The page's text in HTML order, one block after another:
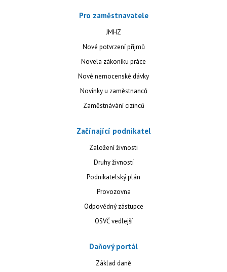
Pro zaměstnavatele
JMHZ
Nové potvrzení příjmů
Novela zákoníku práce
Nové nemocenské dávky
Novinky u zaměstnanců
Zaměstnávání cizinců
Začínající podnikatel
Založení živnosti
Druhy živností
Podnikatelský plán
Provozovna
Odpovědný zástupce
OSVČ vedlejší
Daňový portál
Základ daně